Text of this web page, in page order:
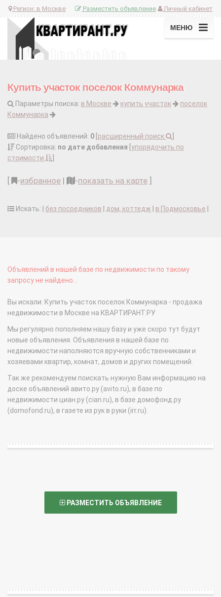
Регион: в Москве Личный кабинет
Разместить объявление
МЕНЮ
Купить участок поселок Коммунарка
Параметры поиска: в Москве купить участок
поселок
Коммунарка
Найдено объявлений: 0 расширенный поиск
Сортировка: по дате добавления упорядочить по
стоимости
-избранное | -показать на карте
Искать: | без посредников дом, коттедж в Подмосковье
Объявлений в нашей базе по недвижимости по такому
запросу не найдено...
Вы искали: Купить участок поселок Коммунарка - продажа
недвижимости в Москве на КВАРТИРАНТ.РУ
Мы регулярно пополняем нашу базу и уже скоро тут будут
новые объявления. Объявления в нашей базе по
недвижимости наполняются вручную собственниками и
хозяевами квартир, комнат, домов и других помещений.
Так же рекомендуем поискать нужную Вам информацию на
доске объявлений авито.ру (avito.ru), в базе по
недвижимости циан.ру (cian.ru), в базе домофонд.ру
(domofond.ru), в газете из рук в руки (irr.ru).
РАЗМЕСТИТЬ ОБЪЯВЛЕНИЕ